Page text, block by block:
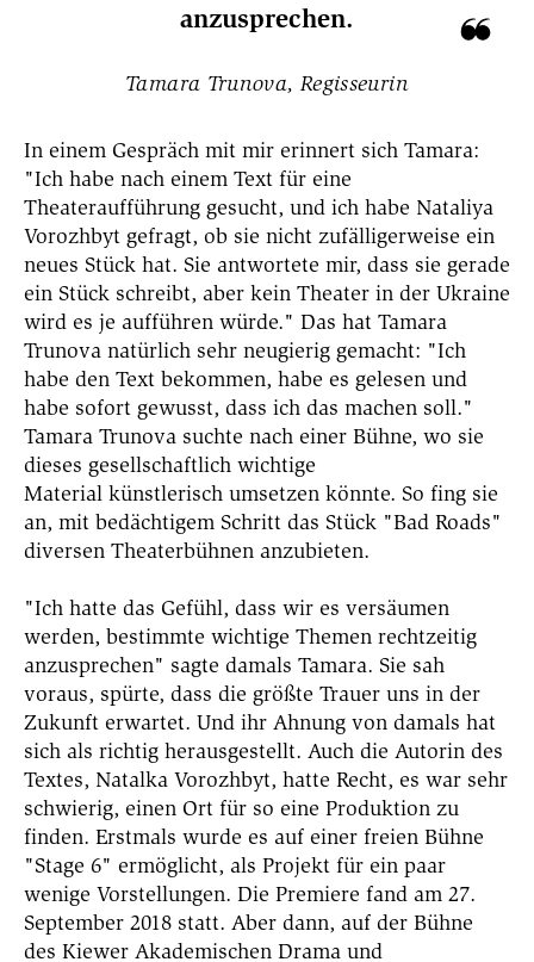
anzusprechen.
Tamara Trunova, Regisseurin
In einem Gespräch mit mir erinnert sich Tamara:
"Ich habe nach einem Text für eine
Theateraufführung gesucht, und ich habe Nataliya
Vorozhbyt gefragt, ob sie nicht zufälligerweise ein
neues Stück hat. Sie antwortete mir, dass sie gerade
ein Stück schreibt, aber kein Theater in der Ukraine
wird es je aufführen würde." Das hat Tamara
Trunova natürlich sehr neugierig gemacht: "Ich
habe den Text bekommen, habe es gelesen und
habe sofort gewusst, dass ich das machen soll."
Tamara Trunova suchte nach einer Bühne, wo sie
dieses gesellschaftlich wichtige
Material künstlerisch umsetzen könnte. So fing sie
an, mit bedächtigem Schritt das Stück "Bad Roads"
diversen Theaterbühnen anzubieten.
"Ich hatte das Gefühl, dass wir es versäumen
werden, bestimmte wichtige Themen rechtzeitig
anzusprechen" sagte damals Tamara. Sie sah
voraus, spürte, dass die größte Trauer uns in der
Zukunft erwartet. Und ihr Ahnung von damals hat
sich als richtig herausgestellt. Auch die Autorin des
Textes, Natalka Vorozhbyt, hatte Recht, es war sehr
schwierig, einen Ort für so eine Produktion zu
finden. Erstmals wurde es auf einer freien Bühne
"Stage 6" ermöglicht, als Projekt für ein paar
wenige Vorstellungen. Die Premiere fand am 27.
September 2018 statt. Aber dann, auf der Bühne
des Kiewer Akademischen Drama und